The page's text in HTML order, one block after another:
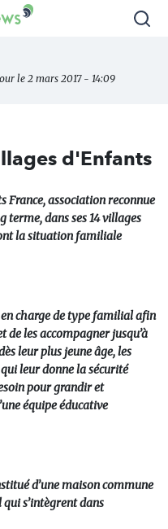
le 2 mars 2017 - 14:09
d'Enfants
France, association reconnue
terme, dans ses 14 villages
la situation familiale
charge de type familial afin
de les accompagner jusqu’à
leur plus jeune âge, les
leur donne la sécurité
pour grandir et
équipe éducative
d’une maison commune
qui s’intègrent dans